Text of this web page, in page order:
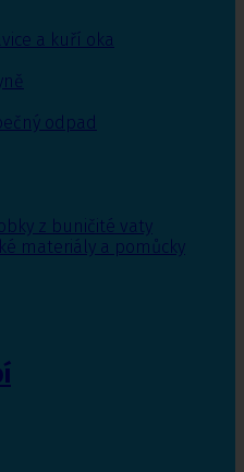
a kuří oka
odpad
z buničité vaty
materiály a pomůcky